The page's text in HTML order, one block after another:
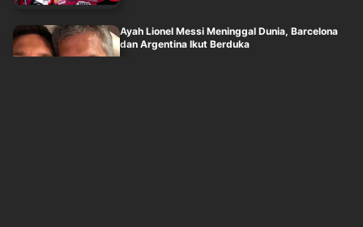
Ayah Lionel Messi Meninggal Dunia, Barcelona
dan Argentina Ikut Berduka